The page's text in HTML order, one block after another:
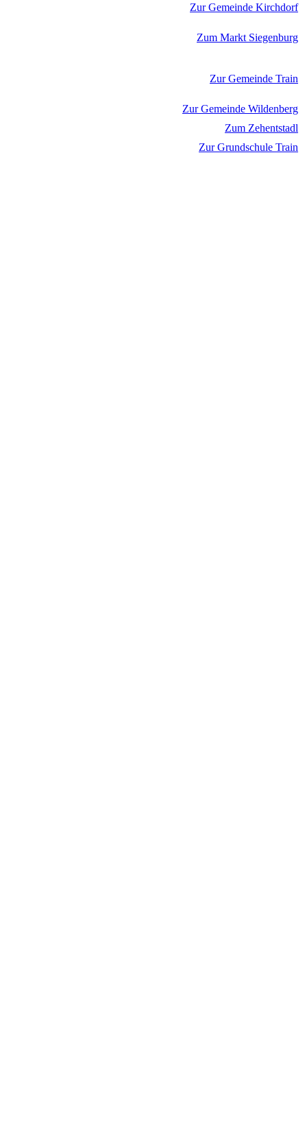
Zur Gemeinde Kirchdorf
Zum Markt Siegenburg
Zur Gemeinde Train
Zur Gemeinde Wildenberg
Zum Zehentstadl
Zur Grundschule Train